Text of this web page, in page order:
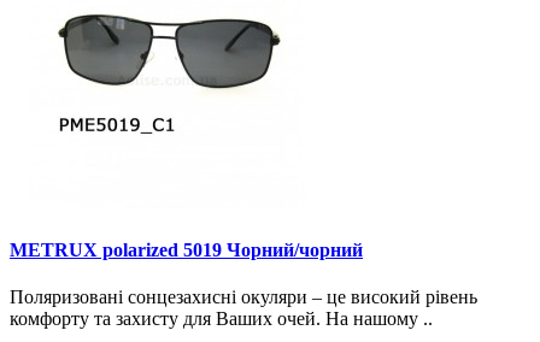
METRUX polarized 5019 Чорний/чорний
Поляризовані сонцезахисні окуляри – це високий рівень
комфорту та захисту для Ваших очей. На нашому ..